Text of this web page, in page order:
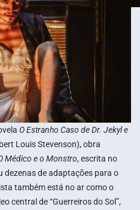
O Estranho Caso de Dr. Jekyl e
Louis Stevenson), obra
Médico e o Monstro, escrita no
dezenas de adaptações para o
também está no ar como o
central de “Guerreiros do Sol”,